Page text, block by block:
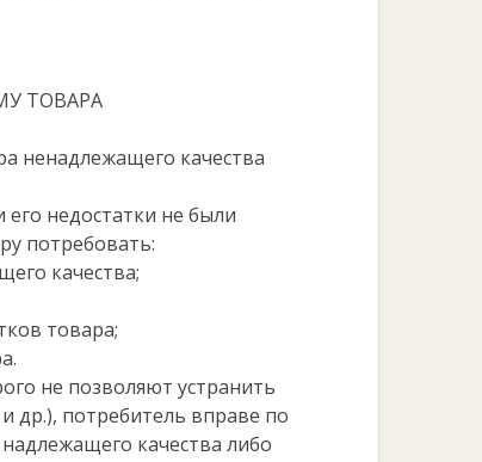
ТОВАРА
ненадлежащего качества
его недостатки не были
потребовать:
качества;
товара;
не позволяют устранить
др.), потребитель вправе по
качества либо